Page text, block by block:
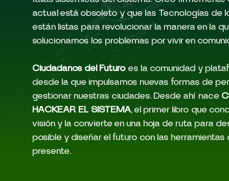
actual está obsoleto y que las Tecnologías de
están listas para revolucionar la manera en la
solucionamos los problemas por vivir en
Ciudadanos del Futuro es la comunidad y
desde la que impulsamos nuevas formas de
gestionar nuestras ciudades. Desde ahí nace
HACKEAR EL SISTEMA, el primer libro que
visión y la convierte en una hoja de ruta para
posible y diseñar el futuro con las herramientas
presente.